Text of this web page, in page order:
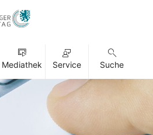
Mediathek Service Suche